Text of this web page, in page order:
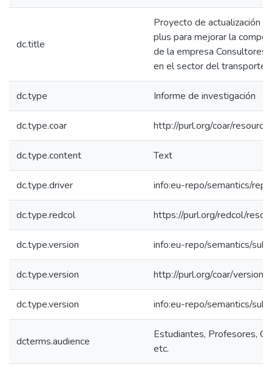
dc.title
Proyecto de actualización
plus para mejorar la
de la empresa Consultores
en el sector del transporte
dc.type Informe de investigación
dc.type.coar http://purl.org/coar/
dc.type.content Text
dc.type.driver info:eu-repo/semantics/
dc.type.redcol https://purl.org/redcol/
dc.type.version info:eu-repo/semantics/
dc.type.version http://purl.org/coar/
dc.type.version info:eu-repo/semantics/
dcterms.audience
Estudiantes, Profesores,
etc.